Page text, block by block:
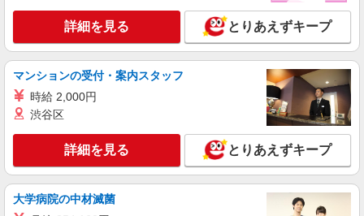
株式会社kotrio /●MT-H-2086460
＜松本市＞小さなデイサービスSTAFF募集≪
週3勤務≫≪夕方退社≫
時給1500円〜2125円 ＜日払い有/週払い有/交
通費全支給(ガソリン代含む)＞
詳細を見る
アルバイト パート 派遣社員
日研トータルソーシング株式会社 メディカルケア事業部/松本オフィ
ス【看護助手】
詳細を見る とりあえずキープ
マンションの受付・案内スタッフ
時給 2,000円
渋谷区
詳細を見る とりあえずキープ
大学病院の中材滅菌